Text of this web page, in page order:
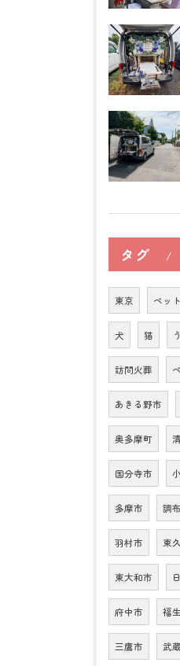
タグ
東京 ペッ
犬 猫
訪問火葬
あきる野市
奥多摩町
国分寺市
多摩市 調
羽村市 東
東大和市
府中市 福
三鷹市 武